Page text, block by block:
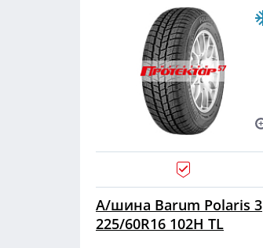
А/шина Barum Polaris 3
225/60R16 102H TL